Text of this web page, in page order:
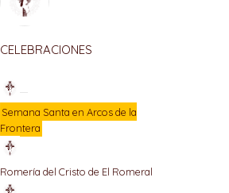
CELEBRACIONES
Semana Santa en Arcos de la
Frontera
Romería del Cristo de El Romeral